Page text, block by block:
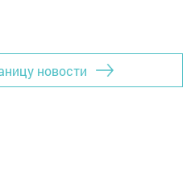
новости